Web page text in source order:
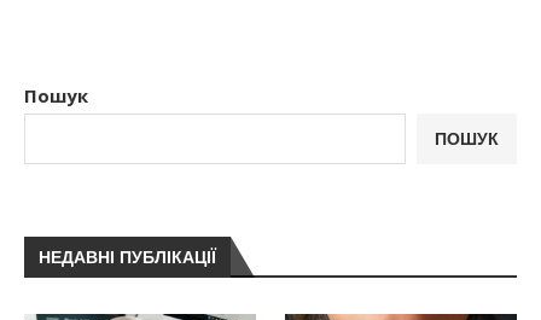
Пошук
ПОШУК
НЕДАВНІ ПУБЛІКАЦІЇ